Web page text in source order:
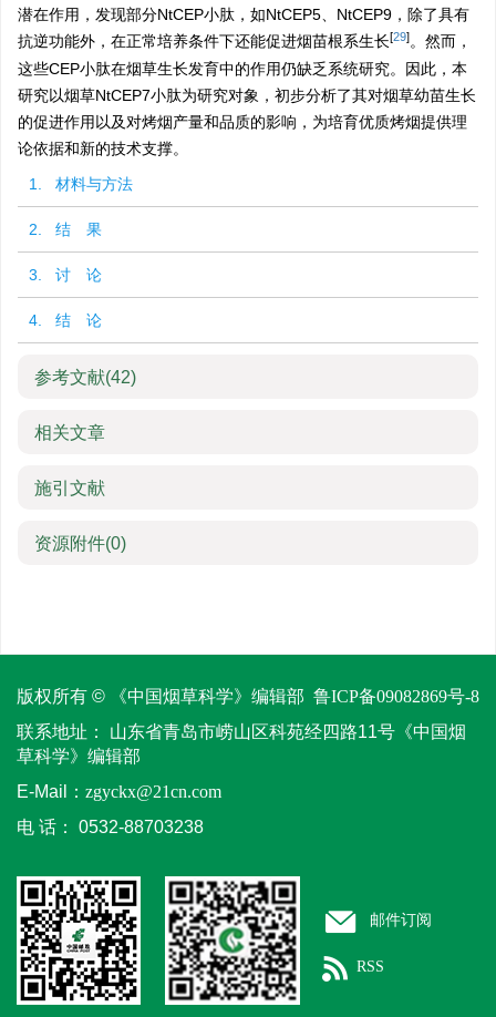
潜在作用，发现部分NtCEP小肽，如NtCEP5、NtCEP9，除了具有
抗逆功能外，在正常培养条件下还能促进烟苗根系生长[29]。然而，
这些CEP小肽在烟草生长发育中的作用仍缺乏系统研究。因此，本
研究以烟草NtCEP7小肽为研究对象，初步分析了其对烟草幼苗生长
的促进作用以及对烤烟产量和品质的影响，为培育优质烤烟提供理
论依据和新的技术支撑。
1. 材料与方法
2. 结 果
3. 讨 论
4. 结 论
参考文献(42)
相关文章
施引文献
资源附件(0)
版权所有 © 《中国烟草科学》编辑部 鲁ICP备09082869号-8
联系地址：
山东省青岛市崂山区科苑经四路11号《中国烟
草科学》编辑部
E-Mail： zgyckx@21cn.com
电 话：
0532-88703238
邮件订阅
RSS